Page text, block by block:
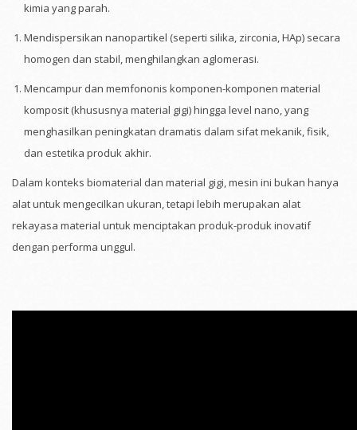
kimia yang parah.
Mendispersikan nanopartikel (seperti silika, zirconia, HAp) secara
homogen dan stabil, menghilangkan aglomerasi.
Mencampur dan memfononis komponen-komponen material
komposit (khususnya material gigi) hingga level nano, yang
menghasilkan peningkatan dramatis dalam sifat mekanik, fisik,
dan estetika produk akhir.
Dalam konteks biomaterial dan material gigi, mesin ini bukan hanya
alat untuk mengecilkan ukuran, tetapi lebih merupakan alat
rekayasa material untuk menciptakan produk-produk inovatif
dengan performa unggul.